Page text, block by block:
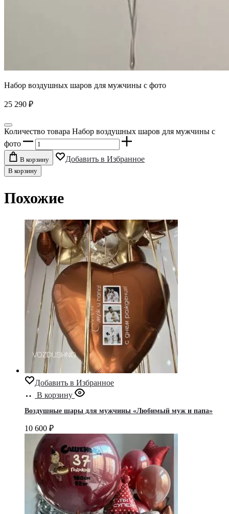
Набор воздушных шаров для мужчины с фото
25 290 ₽
Количество товара Набор воздушных шаров для мужчины с
фото
В корзину Добавить в Избранное
В корзину
Похожие
Добавить в Избранное
В корзину
Воздушные шары для мужчины «Любимый муж и папа»
10 600 ₽